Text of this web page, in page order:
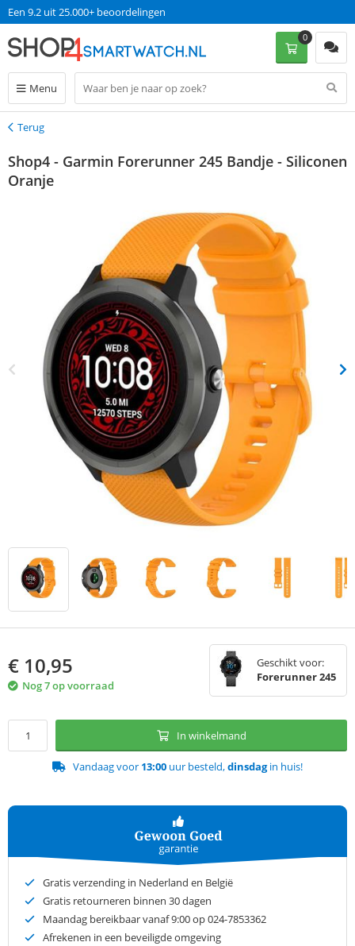
Een 9.2 uit 25.000+ beoordelingen
Menu
0
Terug
Terug
Shop4 - Garmin Forerunner 245 Bandje - Siliconen
Oranje
€ 10,95
Nog 7 op voorraad
Geschikt voor:
Forerunner 245
In winkelmand
Vandaag voor 13:00 uur besteld,dinsdagin huis!
Gratis verzending in Nederland en België
Gratis retourneren binnen 30 dagen
Maandag bereikbaar vanaf 9:00 op 024-7853362
Afrekenen in een beveiligde omgeving